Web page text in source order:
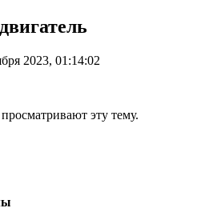
2023, 01:14:02
эту тему.